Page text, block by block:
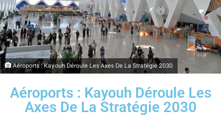
Aéroports : Kayouh Déroule Les Axes De La Stratégie 2030
Aéroports : Kayouh Déroule Les
Axes De La Stratégie 2030